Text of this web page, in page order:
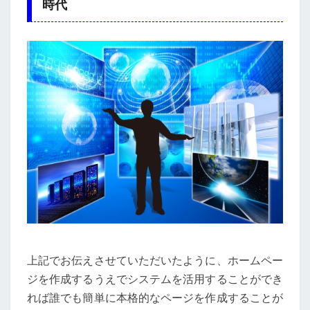
時代
上記でお伝えさせていただいたように、ホームペー
ジを作成するうえでシステムを活用することができ
れば誰でも簡単に本格的なページを作成することが